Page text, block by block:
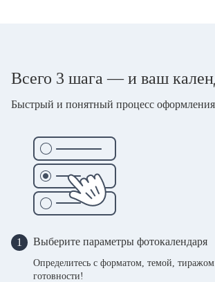
Всего 3 шага — и ваш
Быстрый и понятный процесс оформления
1 Выберите параметры фотокалендаря
Определитесь с форматом, темой,
готовности!